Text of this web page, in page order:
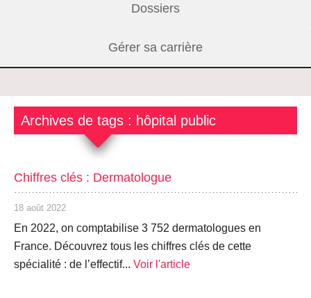
Dossiers
Gérer sa carrière
Archives de tags : hôpital public
Chiffres clés : Dermatologue
18 août 2022
En 2022, on comptabilise 3 752 dermatologues en
France. Découvrez tous les chiffres clés de cette
spécialité : de l’effectif... Voir l'article